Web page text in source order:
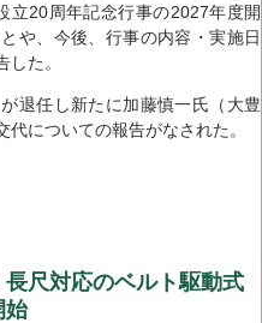
立20周年記念行事の2027年度開
や、今後、行事の内容・実施日
た。
退任し新たに加藤慎一氏（大豊
についての報告がなされた。
尺対応のベルト駆動式
始